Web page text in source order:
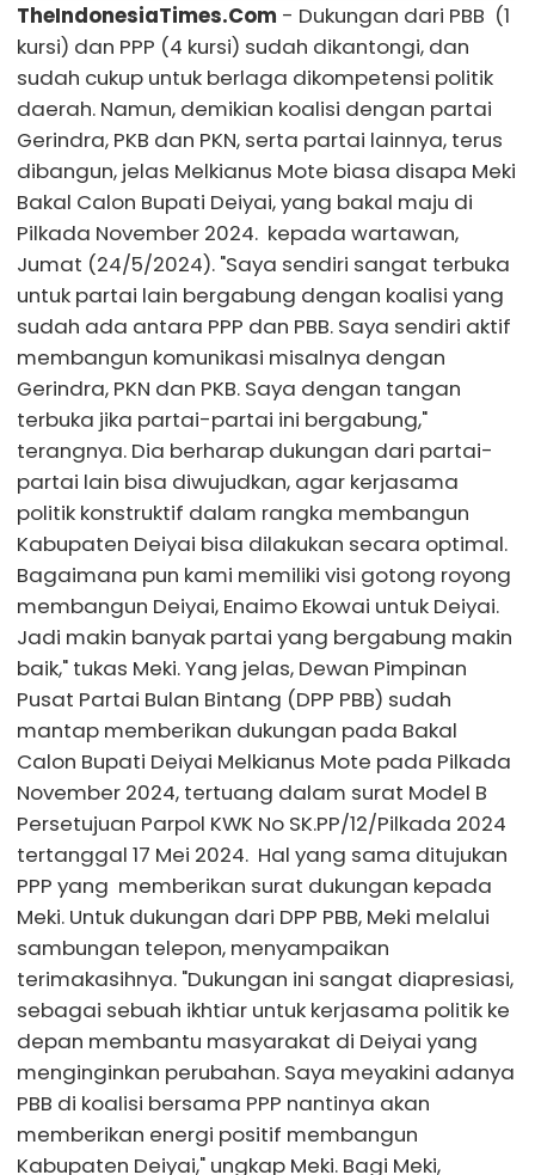
TheIndonesiaTimes.Com - Dukungan dari PBB (1
kursi) dan PPP (4 kursi) sudah dikantongi, dan
sudah cukup untuk berlaga dikompetensi politik
daerah. Namun, demikian koalisi dengan partai
Gerindra, PKB dan PKN, serta partai lainnya, terus
dibangun, jelas Melkianus Mote biasa disapa Meki
Bakal Calon Bupati Deiyai, yang bakal maju di
Pilkada November 2024. kepada wartawan,
Jumat (24/5/2024). "Saya sendiri sangat terbuka
untuk partai lain bergabung dengan koalisi yang
sudah ada antara PPP dan PBB. Saya sendiri aktif
membangun komunikasi misalnya dengan
Gerindra, PKN dan PKB. Saya dengan tangan
terbuka jika partai-partai ini bergabung,"
terangnya. Dia berharap dukungan dari partai-
partai lain bisa diwujudkan, agar kerjasama
politik konstruktif dalam rangka membangun
Kabupaten Deiyai bisa dilakukan secara optimal.
Bagaimana pun kami memiliki visi gotong royong
membangun Deiyai, Enaimo Ekowai untuk Deiyai.
Jadi makin banyak partai yang bergabung makin
baik," tukas Meki. Yang jelas, Dewan Pimpinan
Pusat Partai Bulan Bintang (DPP PBB) sudah
mantap memberikan dukungan pada Bakal
Calon Bupati Deiyai Melkianus Mote pada Pilkada
November 2024, tertuang dalam surat Model B
Persetujuan Parpol KWK No SK.PP/12/Pilkada 2024
tertanggal 17 Mei 2024. Hal yang sama ditujukan
PPP yang memberikan surat dukungan kepada
Meki. Untuk dukungan dari DPP PBB, Meki melalui
sambungan telepon, menyampaikan
terimakasihnya. "Dukungan ini sangat diapresiasi,
sebagai sebuah ikhtiar untuk kerjasama politik ke
depan membantu masyarakat di Deiyai yang
menginginkan perubahan. Saya meyakini adanya
PBB di koalisi bersama PPP nantinya akan
memberikan energi positif membangun
Kabupaten Deiyai," ungkap Meki. Bagi Meki,